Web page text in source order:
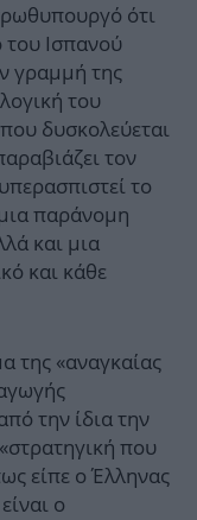
ότι
του Ισπανού
γραμμή της
του
δυσκολεύεται
τον
το
παράνομη
και μια
και κάθε
της «αναγκαίας
την ίδια την
που
είπε ο Έλληνας
ο